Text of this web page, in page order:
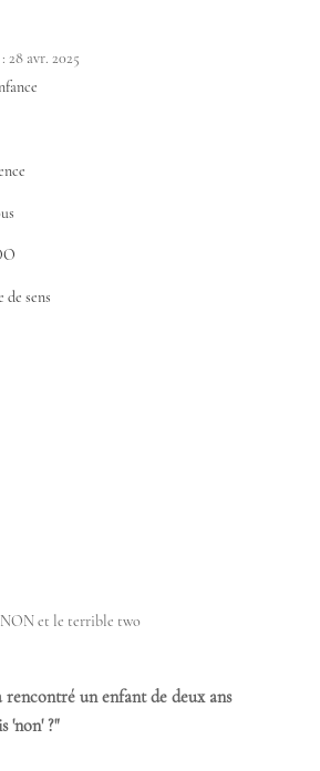
de sens
28 avr. 2025
NON et le terrible two
rencontré un enfant de deux ans
'non' ?"